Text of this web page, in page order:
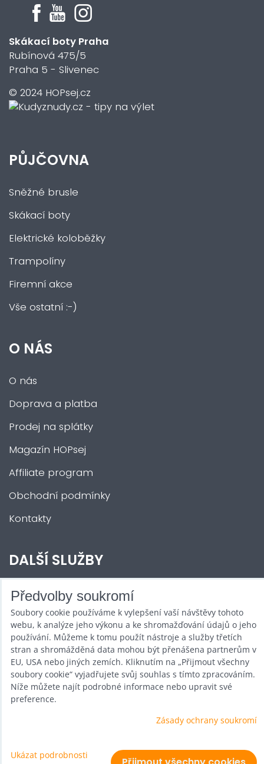
Skákací boty Praha
Rubínová 475/5
Praha 5 - Slivenec
© 2024 HOPsej.cz
PŮJČOVNA
Sněžné brusle
Skákací boty
Elektrické koloběžky
Trampolíny
Firemní akce
Vše ostatní :-)
O NÁS
O nás
Doprava a platba
Prodej na splátky
Magazín HOPsej
Affiliate program
Obchodní podmínky
Kontakty
DALŠÍ SLUŽBY
Zábava na Vaši akci
Půjčovna
Promotéři
Kurzy a setkání
Velkoobchod
Nabídka práce
Předvolby soukromí Zásady ochrany soukromí
Předvolby soukromí
Soubory cookie používáme k vylepšení vaší návštěvy tohoto
webu, k analýze jeho výkonu a ke shromažďování údajů o jeho
používání. Můžeme k tomu použít nástroje a služby třetích
stran a shromážděná data mohou být přenášena partnerům v
EU, USA nebo jiných zemích. Kliknutím na „Přijmout všechny
soubory cookie“ vyjadřujete svůj souhlas s tímto zpracováním.
Níže můžete najít podrobné informace nebo upravit své
preference.
Zásady ochrany soukromí
Ukázat podrobnosti